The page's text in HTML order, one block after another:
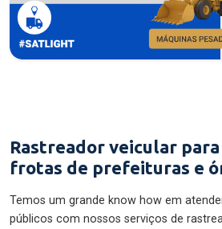
Rastreador veicular
frotas de prefeituras e
Temos um grande know how em
públicos com nossos serviços de